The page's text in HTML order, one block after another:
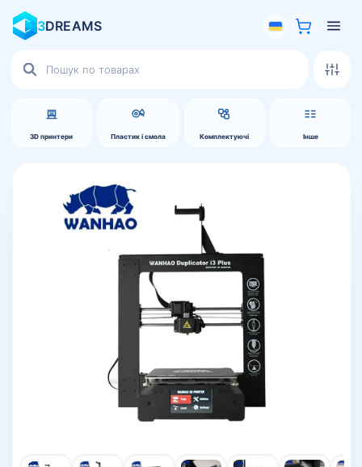
3DREAMS
3D принтери Пластик і смола Комплектуючі Інше
товарів